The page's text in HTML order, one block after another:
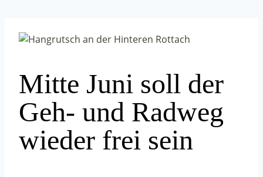
Mitte Juni soll der
Geh- und Radweg
wieder frei sein